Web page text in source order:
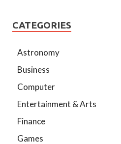
CATEGORIES
Astronomy
Business
Computer
Entertainment & Arts
Finance
Games